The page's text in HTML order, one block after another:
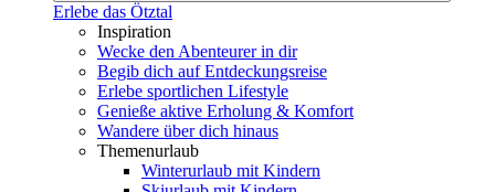
Erlebe das Ötztal
Inspiration
Wecke den Abenteurer in dir
Begib dich auf Entdeckungsreise
Erlebe sportlichen Lifestyle
Genieße aktive Erholung & Komfort
Wandere über dich hinaus
Themenurlaub
Winterurlaub mit Kindern